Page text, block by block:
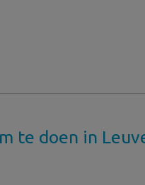
te doen in